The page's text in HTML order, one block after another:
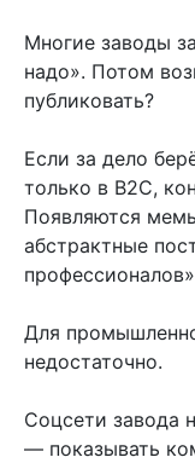
Многие заводы
надо». Потом
публиковать?
Если за дело
только в B2C,
Появляются
абстрактные
Для
недостаточно.
Соцсети завода
— показывать